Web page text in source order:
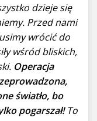
dzieje się
Przed nami
wrócić do
wśród bliskich,
Operacja
światło, bo
pogarszał!To